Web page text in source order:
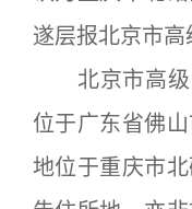
遂层报北京市高
北京市高级
位于广东省佛
地位于重庆市